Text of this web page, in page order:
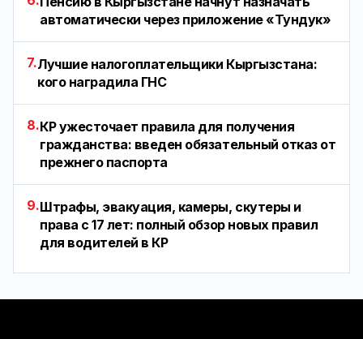
автоматически через приложение «Тундук»
7.Лучшие налогоплательщики Кыргызстана:
кого наградила ГНС
8.КР ужесточает правила для получения
гражданства: введен обязательный отказ от
прежнего паспорта
9.Штрафы, эвакуация, камеры, скутеры и
права с 17 лет: полный обзор новых правил
для водителей в КР